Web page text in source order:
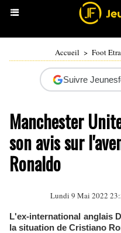
Accueil > Foot
Suivre
Manchester
son avis sur
Ronaldo
Lundi 9 Mai 2022
L'ex-international anglais
la situation de Cristiano